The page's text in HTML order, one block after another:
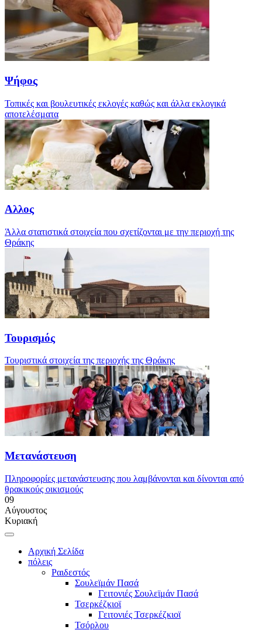
Ψήφος
Τοπικές και βουλευτικές εκλογές καθώς και άλλα εκλογικά
αποτελέσματα
Αλλος
Άλλα στατιστικά στοιχεία που σχετίζονται με την περιοχή της
Θράκης
Τουρισμός
Τουριστικά στοιχεία της περιοχής της Θράκης
Μετανάστευση
Πληροφορίες μετανάστευσης που λαμβάνονται και δίνονται από
θρακικούς οικισμούς
09
Αύγουστος
Κυριακή
Αρχική Σελίδα
πόλεις
Ραιδεστός
Σουλεϊμάν Πασά
Γειτονιές Σουλεϊμάν Πασά
Τσερκέζκιοϊ
Γειτονιές Τσερκέζκιοϊ
Τσόρλου